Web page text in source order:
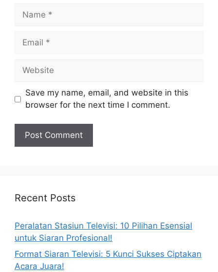
Name
Email
Website
Save my name, email, and website in this
browser for the next time I comment.
Recent Posts
Peralatan Stasiun Televisi: 10 Pilihan Esensial
untuk Siaran Profesional!
Format Siaran Televisi: 5 Kunci Sukses Ciptakan
Acara Juara!